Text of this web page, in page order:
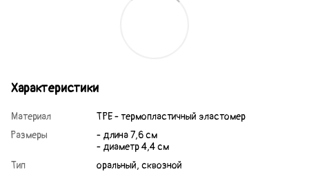
Характеристики
Материал
TPE - термопластичный эластомер
Размеры
- длина 7,6 см
- диаметр 4,4 см
Тип
оральный, сквозной